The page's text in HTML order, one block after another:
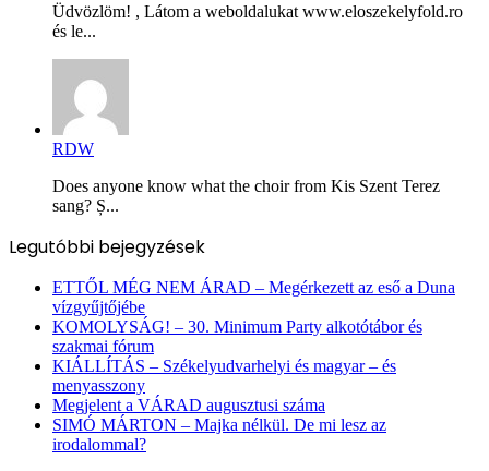
Üdvözlöm! , Látom a weboldalukat www.eloszekelyfold.ro
és le...
RDW
Does anyone know what the choir from Kis Szent Terez
sang? Ș...
Legutóbbi bejegyzések
ETTŐL MÉG NEM ÁRAD – Megérkezett az eső a Duna
vízgyűjtőjébe
KOMOLYSÁG! – 30. Minimum Party alkotótábor és
szakmai fórum
KIÁLLÍTÁS – Székelyudvarhelyi és magyar – és
menyasszony
Megjelent a VÁRAD augusztusi száma
SIMÓ MÁRTON – Majka nélkül. De mi lesz az
irodalommal?